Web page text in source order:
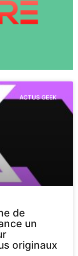
ACTUS GEEK
de
un
originaux